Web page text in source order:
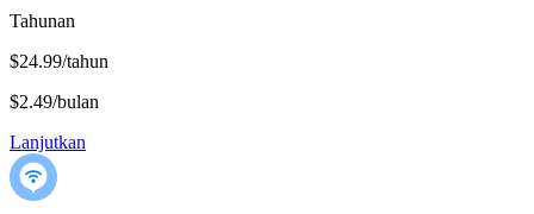
Tahunan
$24.99/tahun
$2.49/bulan
Lanjutkan